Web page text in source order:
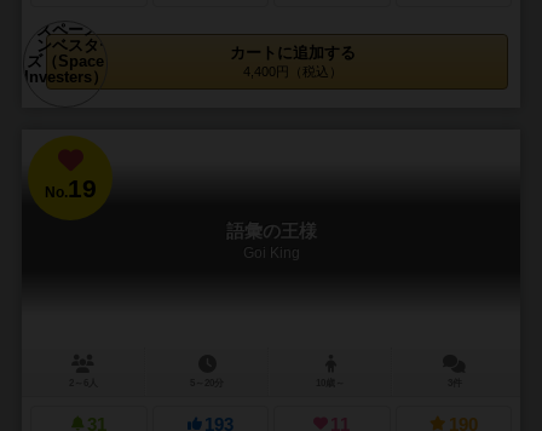
カートに追加する
4,400円（税込）
No.19
語彙の王様
Goi King
31 193 11 190